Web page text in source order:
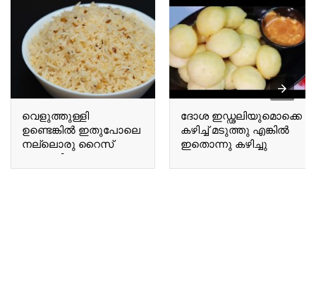
വെളുത്തുള്ളി
ഉണ്ടെങ്കിൽ ഇതുപോലെ
നല്ലൊരു റൈസ്
ഉണ്ടാക്കിയെടുക്കാം If
you have garlic, you can
ദോശ ഇഡ്ഢലിയുമൊക്കെ
കഴിച്ച് മടുത്തു എങ്കിൽ
ഇതൊന്നു കഴിച്ചു
of eating dosa and idli,